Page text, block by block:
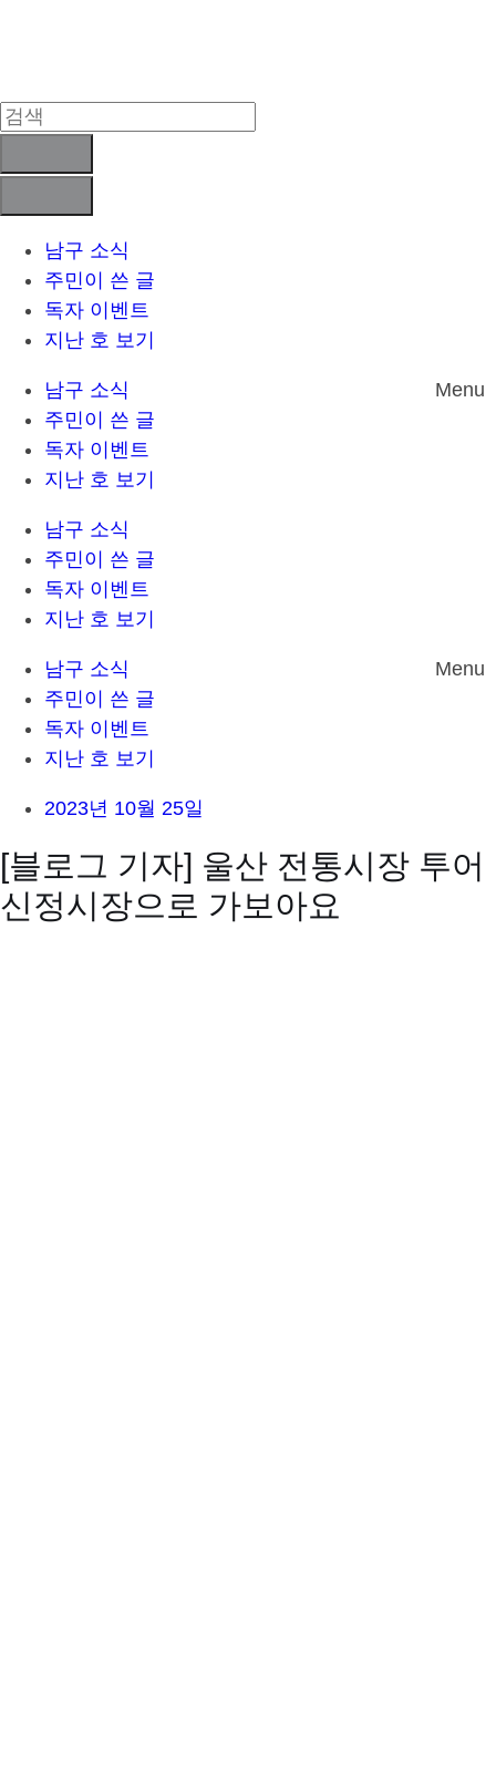
남구 소식
주민이 쓴 글
독자 이벤트
지난 호 보기
Menu
남구 소식
주민이 쓴 글
독자 이벤트
지난 호 보기
남구 소식
주민이 쓴 글
독자 이벤트
지난 호 보기
Menu
남구 소식
주민이 쓴 글
독자 이벤트
지난 호 보기
2023년 10월 25일
[블로그 기자] 울산 전통시장 투어
신정시장으로 가보아요